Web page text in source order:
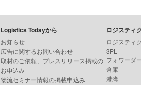
Logistics Todayから
お知らせ
広告に関するお問い合わせ
取材のご依頼、プレスリリース掲載の
お申込み
物流セミナー情報の掲載申込み
ロジスティ
ロジスティ
3PL
フォワーダ
倉庫
港湾